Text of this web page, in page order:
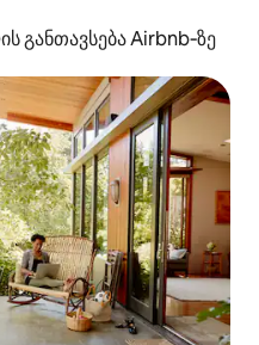
განთავსება Airbnb‑ზე